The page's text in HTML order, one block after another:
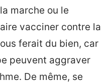
marche ou le
vacciner contre la
ferait du bien, car
peuvent aggraver
De même, se